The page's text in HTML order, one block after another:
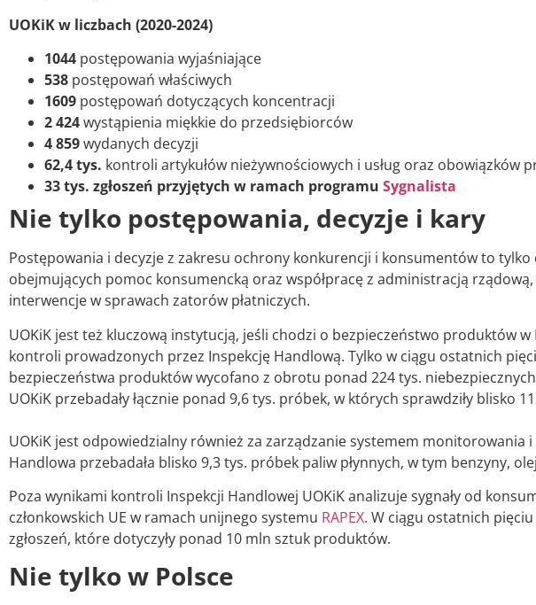
UOKiK w liczbach (2020-2024)
1044 postępowania wyjaśniające
538 postępowań właściwych
1609 postępowań dotyczących koncentracji
2 424wystąpienia miękkie do przedsiębiorców
4 859wydanych decyzji
62,4 tys. kontroli artykułów nieżywnościowych i usług oraz obowiązków
33 tys. zgłoszeń przyjętych w ramach programu Sygnalista
Nie tylko postępowania, decyzje i kary
Postępowania i decyzje z zakresu ochrony konkurencji i konsumentów to tylko
obejmujących pomoc konsumencką oraz współpracę z administracją
interwencje w sprawach zatorów płatniczych.
UOKiK jest też kluczową instytucją, jeśli chodzi o bezpieczeństwo produktów
kontroli prowadzonych przez Inspekcję Handlową. Tylko w ciągu ostatnich
bezpieczeństwa produktów wycofano z obrotu ponad 224 tys.
UOKiK przebadały łącznie ponad 9,6 tys. próbek, w których sprawdziły blisko
UOKiK jest odpowiedzialny również za zarządzanie systemem monitorowania
Handlowa przebadała blisko 9,3 tys. próbek paliw płynnych, w tym benzyny,
Poza wynikami kontroli Inspekcji Handlowej UOKiK analizuje sygnały od
członkowskich UE w ramach unijnego systemu RAPEX. W ciągu ostatnich pięciu
zgłoszeń, które dotyczyły ponad 10 mln sztuk produktów.
Nie tylko w Polsce